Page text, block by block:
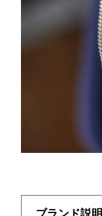
ブランド説明